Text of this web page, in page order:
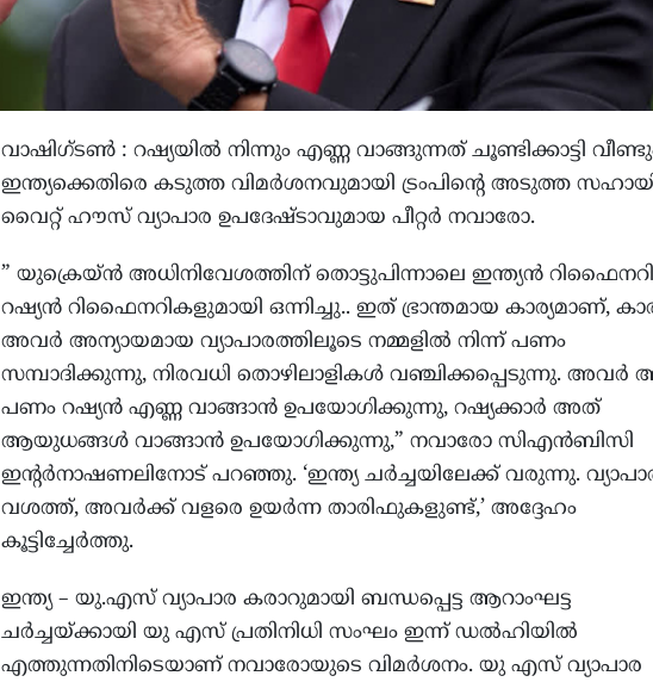
വാഷിഗ്ടണ്‍ : റഷ്യയില്‍ നിന്നും എണ്ണ വാങ്ങുന്നത് ചൂണ്ടിക്കാട്ടി
ഇന്ത്യക്കെതിരെ കടുത്ത വിമര്‍ശനവുമായി ട്രംപിന്റെ അടുത്ത
വൈറ്റ് ഹൗസ് വ്യാപാര ഉപദേഷ്ടാവുമായ പീറ്റര്‍ നവാരോ.
” യുക്രെയ്ൻ അധിനിവേശത്തിന് തൊട്ടുപിന്നാലെ ഇന്ത്യന്‍
റഷ്യന്‍ റിഫൈനറികളുമായി ഒന്നിച്ചു.. ഇത് ഭ്രാന്തമായ കാര്യമാണ്,
അവര്‍ അന്യായമായ വ്യാപാരത്തിലൂടെ നമ്മളില്‍ നിന്ന് പണം
സമ്പാദിക്കുന്നു, നിരവധി തൊഴിലാളികള്‍ വഞ്ചിക്കപ്പെടുന്നു. അവര്‍
പണം റഷ്യന്‍ എണ്ണ വാങ്ങാന്‍ ഉപയോഗിക്കുന്നു, റഷ്യക്കാര്‍ അത്
ആയുധങ്ങള്‍ വാങ്ങാന്‍ ഉപയോഗിക്കുന്നു,” നവാരോ സിഎന്‍ബിസി
ഇന്റര്‍നാഷണലിനോട് പറഞ്ഞു. ‘ഇന്ത്യ ചര്‍ച്ചയിലേക്ക് വരുന്നു.
വശത്ത്, അവര്‍ക്ക് വളരെ ഉയര്‍ന്ന താരിഫുകളുണ്ട്,’ അദ്ദേഹം
കൂട്ടിച്ചേര്‍ത്തു.
ഇന്ത്യ – യു.എസ് വ്യാപാര കരാറുമായി ബന്ധപ്പെട്ട ആറാംഘട്ട
ചര്‍ച്ചയ്ക്കായി യു എസ് പ്രതിനിധി സംഘം ഇന്ന് ഡല്‍ഹിയില്‍
എത്തുന്നതിനിടെയാണ് നവാരോയുടെ വിമര്‍ശനം. യു എസ് വ്യാപാര